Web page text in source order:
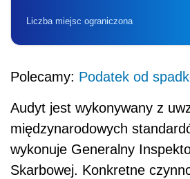
Liczba miejsc ograniczona
Polecamy: Podatek od
Audyt jest wykonywany z
międzynarodowych
wykonuje Generalny
Skarbowej. Konkretne